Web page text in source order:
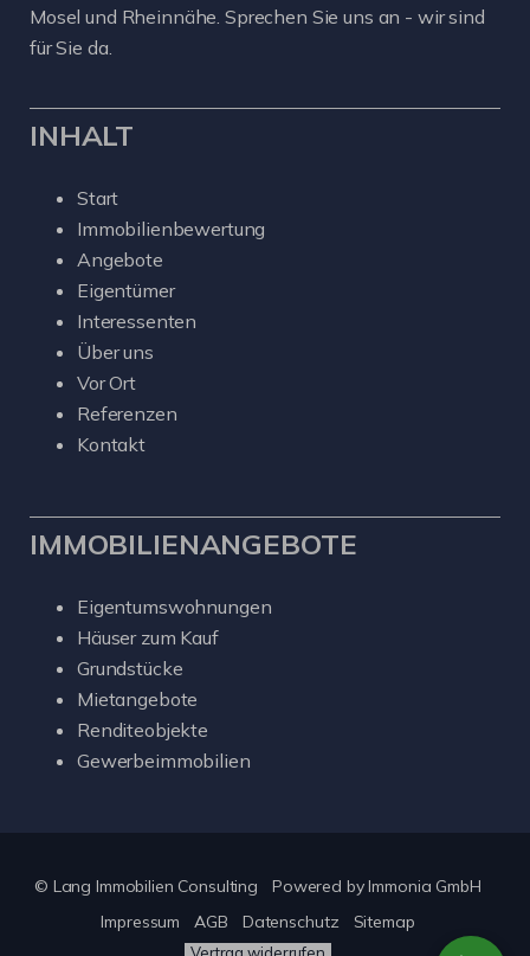
Mosel und Rheinnähe. Sprechen Sie uns an - wir sind
für Sie da.
INHALT
Start
Immobilienbewertung
Angebote
Eigentümer
Interessenten
Über uns
Vor Ort
Referenzen
Kontakt
IMMOBILIENANGEBOTE
Eigentumswohnungen
Häuser zum Kauf
Grundstücke
Mietangebote
Renditeobjekte
Gewerbeimmobilien
© Lang Immobilien Consulting Powered byImmonia GmbH
Impressum
AGB Datenschutz Sitemap